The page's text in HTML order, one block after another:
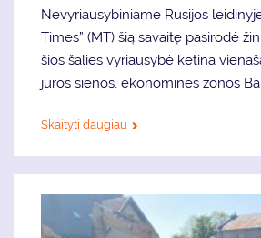
Nevyriausybiniame Rusijos
Times” (MT) šią savaitę pasirodė
šios šalies vyriausybė ketina
jūros sienos, ekonominės zonos
Skaityti daugiau